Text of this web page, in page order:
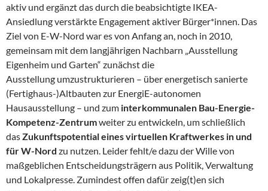
aktiv und ergänzt das durch die beabsichtigte IKEA-
Ansiedlung verstärkte Engagement aktiver Bürger*innen. Das
Ziel von E-W-Nord war es von Anfang an, noch in 2010,
gemeinsam mit dem langjährigen Nachbarn „Ausstellung
Eigenheim und Garten“ zunächst die
Ausstellung umzustrukturieren – über energetisch sanierte
(Fertighaus-)Altbauten zur EnergiE-autonomen
Hausausstellung – und zum interkommunalen Bau-Energie-
Kompetenz-Zentrumweiter zu entwickeln, um schließlich
dasZukunftspotential eines virtuellen Kraftwerkes in und
für W-Nord zu nutzen. Leider fehlt/e dazu der Wille von
maßgeblichen Entscheidungsträgern aus Politik, Verwaltung
und Lokalpresse. Zumindest offen dafür zeig(t)en sich